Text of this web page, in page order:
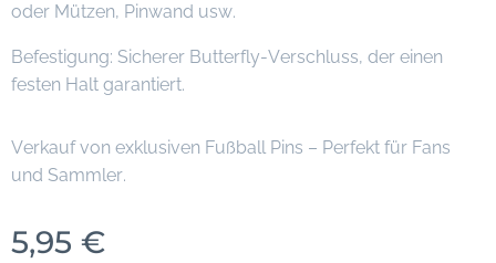
oder Mützen, Pinwand usw.
Befestigung: Sicherer Butterfly-Verschluss, der einen
festen Halt garantiert.
Verkauf von exklusiven Fußball Pins – Perfekt für Fans
und Sammler.
5,95 €